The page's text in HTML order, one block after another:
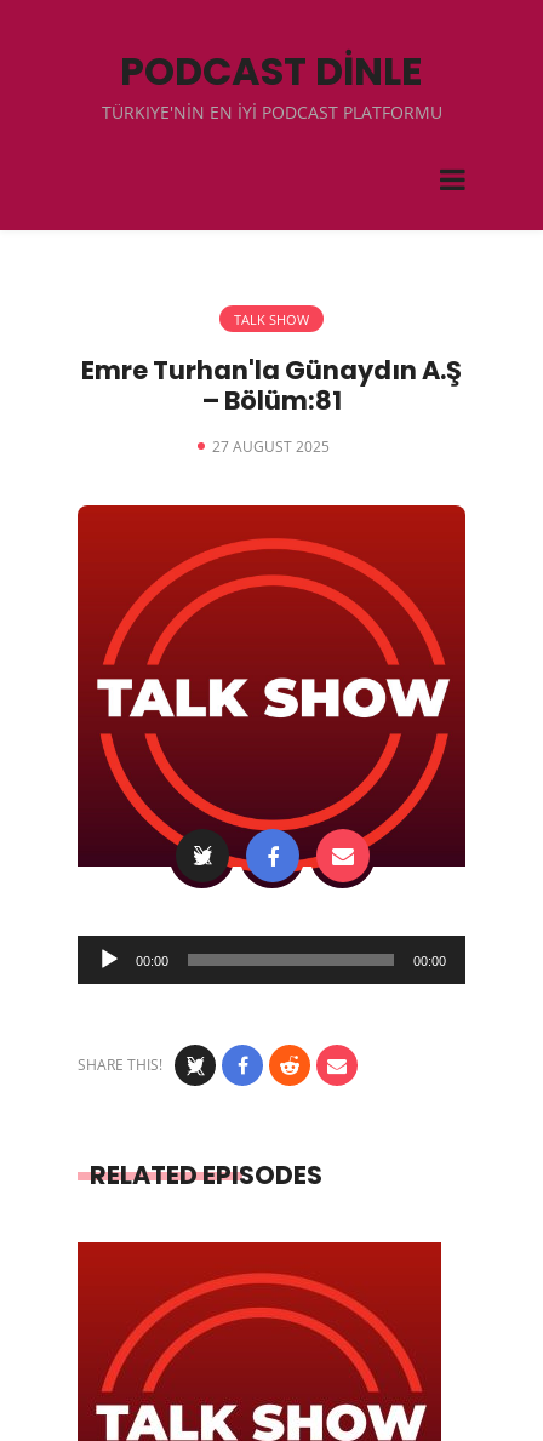
PODCAST DİNLE
TÜRKIYE'NİN EN İYİ PODCAST PLATFORMU
TALK SHOW
Emre Turhan'la Günaydın A.Ş
– Bölüm:81
27 AUGUST 2025
Audio
Player
00:00 00:00
SHARE THIS!
RELATED EPISODES